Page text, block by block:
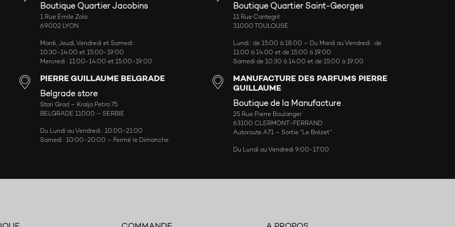
Boutique Quartier Jacobins
1 Rue Émile Zola
69002 LYON
Mardi, Jeudi, Vendredi et Samedi :
10:30-14:00 et 15:00-19:00
Mercredi : 11:00-14:00 et 15:00-19:00
Boutique Quartier Saint-Georges
11 Rue Cantegril
31000 TOULOUSE
Lundi : de 15:00 à 18:00 – Du Mardi au Vendredi : de
11:00 à 14:00 et de 15:00 à 19:00
Samedi de 10:30 à 14:00 et de 15:00 à 19:00
PIERRE GUILLAUME BELGRADE
Belgrade store
Stari Grad – Kralja Petra 75
BELGRADE 11000 – SERBIE
Du Lundi au Vendredi : 10:00-21:00
Samedi : 10:00-20:00 – Fermé le Dimanche
MANUFACTURE DES PARFUMS PIERRE
GUILLAUME
Boutique de la Manufacture
25 Rue Pierre Boulanger
63100 CLERMONT-FERRAND
Autoroute A71 – Sortie “Le Brézet”
Du Lundi au Vendredi 9:00-17:00